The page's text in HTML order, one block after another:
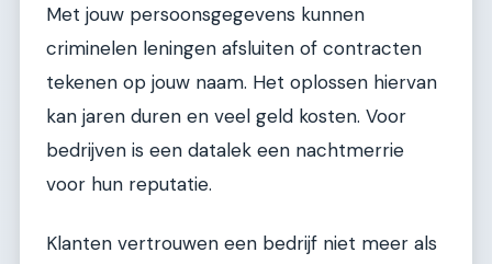
Met jouw persoonsgegevens kunnen
criminelen leningen afsluiten of contracten
tekenen op jouw naam. Het oplossen hiervan
kan jaren duren en veel geld kosten. Voor
bedrijven is een datalek een nachtmerrie
voor hun reputatie.
Klanten vertrouwen een bedrijf niet meer als